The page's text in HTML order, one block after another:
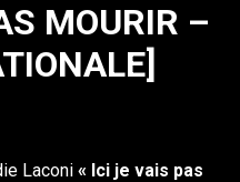
MOURIR –
Laconi « Ici je vais pas